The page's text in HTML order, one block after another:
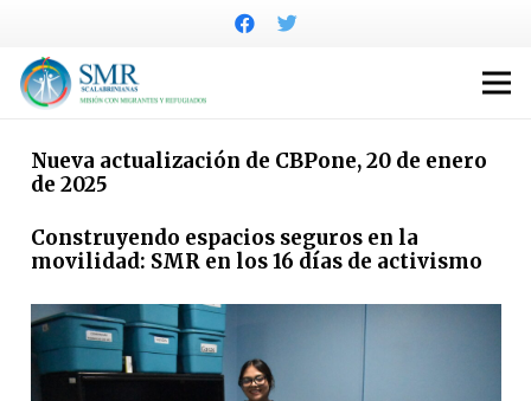
Nueva actualización de CBPone, 20 de enero
de 2025
Construyendo espacios seguros en la
movilidad: SMR en los 16 días de activismo